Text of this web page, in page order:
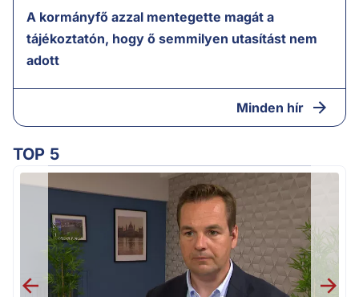
A kormányfő azzal mentegette magát a
tájékoztatón, hogy ő semmilyen utasítást nem
adott
Minden hír
TOP 5